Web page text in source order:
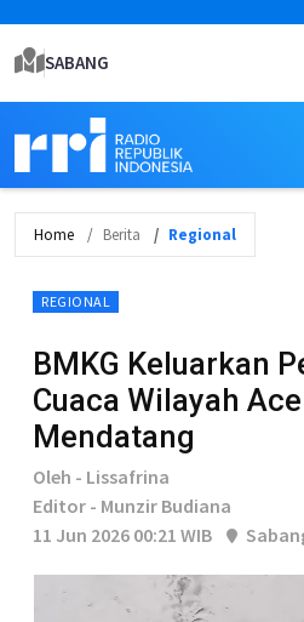
SABANG
Home Berita Regional
REGIONAL
BMKG Keluarkan
Cuaca Wilayah
Mendatang
Oleh - Lissafrina
Editor - Munzir Budiana
11 Jun 2026 00:21 WIB